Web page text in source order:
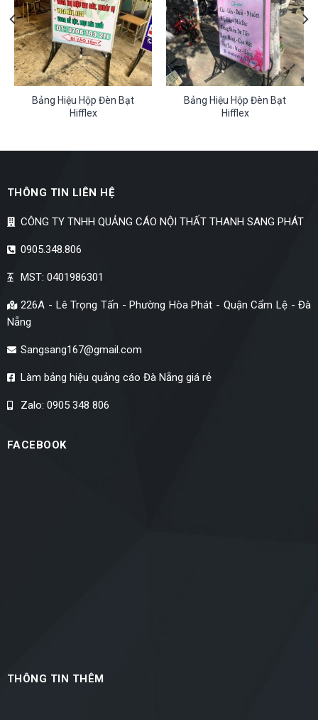
Bảng Hiệu Hộp Đèn Bạt
Hifflex
Bảng Hiệu Hộp Đèn Bạt
Hifflex
THÔNG TIN LIÊN HỆ
CÔNG TY TNHH QUẢNG CÁO NỘI THẤT THANH SANG PHÁT
0905.348.806
MST: 0401986301
226A - Lê Trọng Tấn - Phường Hòa Phát - Quận Cẩm Lệ - Đà
Nẵng
Sangsang167@gmail.com
Làm bảng hiệu quảng cáo Đà Nẵng giá rẻ
Zalo: 0905 348 806
FACEBOOK
THÔNG TIN THÊM